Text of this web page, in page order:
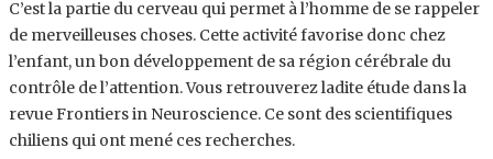
C’est la partie du cerveau qui permet à l’homme de se rappeler
de merveilleuses choses. Cette activité favorise donc chez
l’enfant, un bon développement de sa région cérébrale du
contrôle de l’attention. Vous retrouverez ladite étude dans la
revue Frontiers in Neuroscience. Ce sont des scientifiques
chiliens qui ont mené ces recherches.